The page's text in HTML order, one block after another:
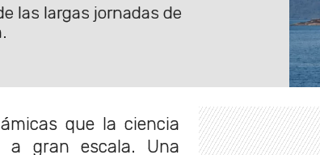
las largas jornadas de
que la ciencia
a gran escala. Una